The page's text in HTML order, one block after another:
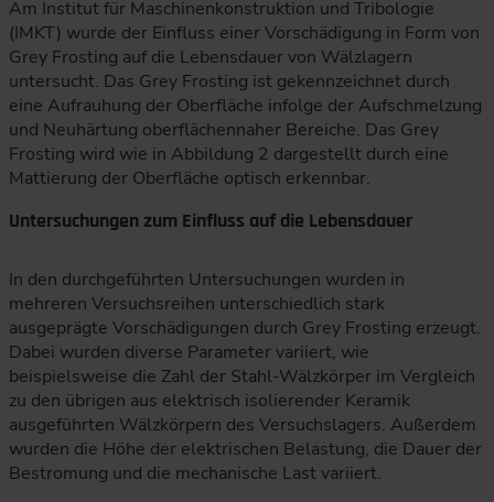
Am Institut für Maschinenkonstruktion und Tribologie
(IMKT) wurde der Einfluss einer Vorschädigung in Form von
Grey Frosting auf die Lebensdauer von Wälzlagern
untersucht. Das Grey Frosting ist gekennzeichnet durch
eine Aufrauhung der Oberfläche infolge der Aufschmelzung
und Neuhärtung oberflächennaher Bereiche. Das Grey
Frosting wird wie in Abbildung 2 dargestellt durch eine
Mattierung der Oberfläche optisch erkennbar.
Untersuchungen zum Einfluss auf die Lebensdauer
In den durchgeführten Untersuchungen wurden in
mehreren Versuchsreihen unterschiedlich stark
ausgeprägte Vorschädigungen durch Grey Frosting erzeugt.
Dabei wurden diverse Parameter variiert, wie
beispielsweise die Zahl der Stahl-Wälzkörper im Vergleich
zu den übrigen aus elektrisch isolierender Keramik
ausgeführten Wälzkörpern des Versuchslagers. Außerdem
wurden die Höhe der elektrischen Belastung, die Dauer der
Bestromung und die mechanische Last variiert.